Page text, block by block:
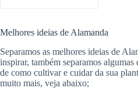
Melhores ideias de Alamanda
Separamos as melhores ideias de
inspirar, também separamos algumas
de como cultivar e cuidar da sua
muito mais, veja abaixo;